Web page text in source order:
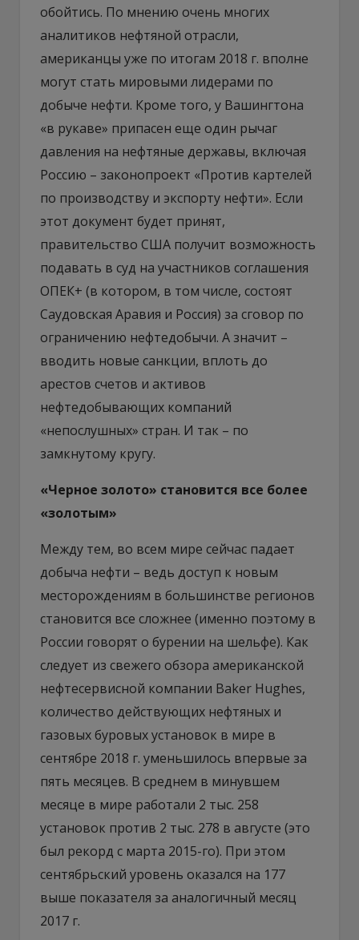
обойтись. По мнению очень многих
аналитиков нефтяной отрасли,
американцы уже по итогам 2018 г. вполне
могут стать мировыми лидерами по
добыче нефти. Кроме того, у Вашингтона
«в рукаве» припасен еще один рычаг
давления на нефтяные державы, включая
Россию – законопроект «Против картелей
по производству и экспорту нефти». Если
этот документ будет принят,
правительство США получит возможность
подавать в суд на участников соглашения
ОПЕК+ (в котором, в том числе, состоят
Саудовская Аравия и Россия) за сговор по
ограничению нефтедобычи. А значит –
вводить новые санкции, вплоть до
арестов счетов и активов
нефтедобывающих компаний
«непослушных» стран. И так – по
замкнутому кругу.
«Черное золото» становится все более
«золотым»
Между тем, во всем мире сейчас падает
добыча нефти – ведь доступ к новым
месторождениям в большинстве регионов
становится все сложнее (именно поэтому в
России говорят о бурении на шельфе). Как
следует из свежего обзора американской
нефтесервисной компании Baker Hughes,
количество действующих нефтяных и
газовых буровых установок в мире в
сентябре 2018 г. уменьшилось впервые за
пять месяцев. В среднем в минувшем
месяце в мире работали 2 тыс. 258
установок против 2 тыс. 278 в августе (это
был рекорд с марта 2015-го). При этом
сентябрьский уровень оказался на 177
выше показателя за аналогичный месяц
2017 г.